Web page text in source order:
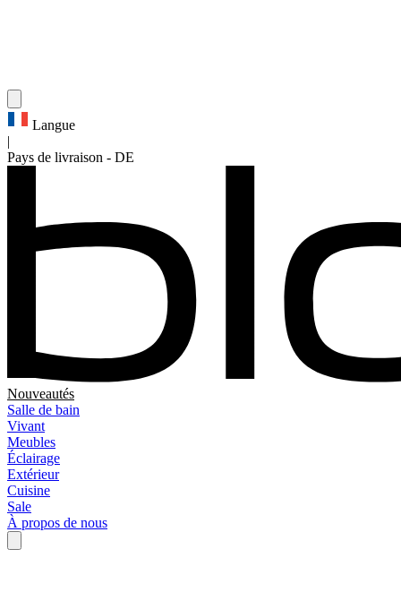
Langue
Pays de livraison - DE
Nouveautés
Salle de bain
Vivant
Meubles
Éclairage
Extérieur
Cuisine
Sale
À propos de nous